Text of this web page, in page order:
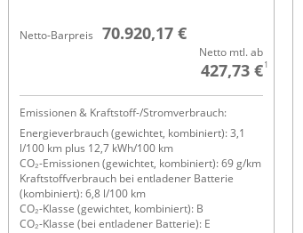
Netto-Barpreis 70.920,17 €
Netto mtl. ab
427,73 €1
Emissionen & Kraftstoff-/Stromverbrauch:
Energieverbrauch (gewichtet, kombiniert): 3,1
l/100 km plus 12,7 kWh/100 km
CO₂-Emissionen (gewichtet, kombiniert): 69 g/km
Kraftstoffverbrauch bei entladener Batterie
(kombiniert): 6,8 l/100 km
CO₂-Klasse (gewichtet, kombiniert): B
CO₂-Klasse (bei entladener Batterie): E